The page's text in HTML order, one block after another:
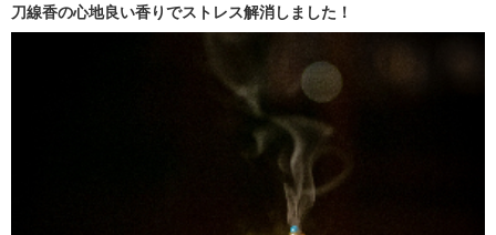
刀線香の心地良い香りでストレス解消しました！